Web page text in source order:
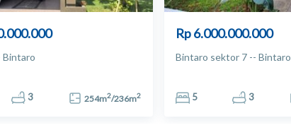
Bintaro
3 254m2/236m2
Rp 6.000.000.000
Bintaro sektor 7 -- Bintaro
5 3